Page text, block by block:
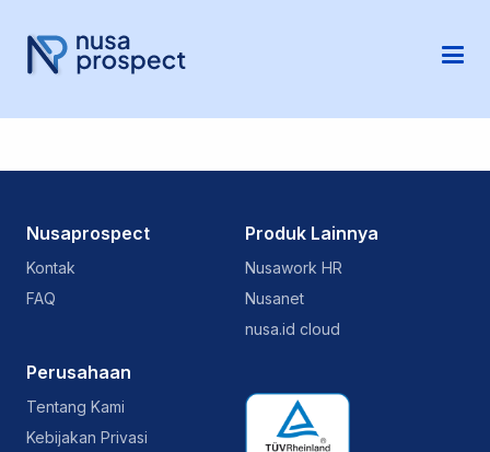
Nusaprospect
Kontak
FAQ
Produk Lainnya
Nusawork HR
Nusanet
nusa.id cloud
Perusahaan
Tentang Kami
Kebijakan Privasi